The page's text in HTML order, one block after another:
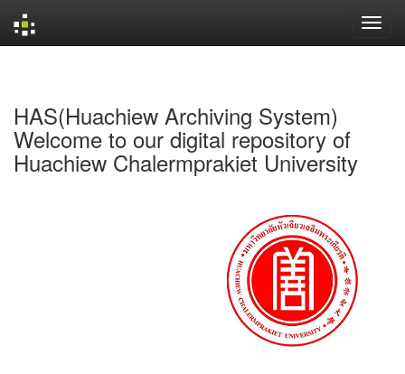
HAS(Huachiew Archiving System)
Welcome to our digital repository of
Huachiew Chalermprakiet University